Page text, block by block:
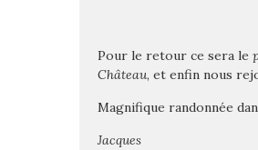
Pour le retour ce sera le
Château, et enfin nous
Magnifique randonnée
Jacques